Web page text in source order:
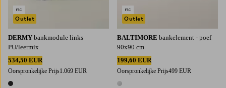
DERMY bankmodule links
PU/leermix
534,50 EUR
Oorspronkelijke Prijs1.069 EUR
Outlet
BALTIMORE bankelement - poef
90x90 cm
199,60 EUR
Oorspronkelijke Prijs499 EUR
Outlet